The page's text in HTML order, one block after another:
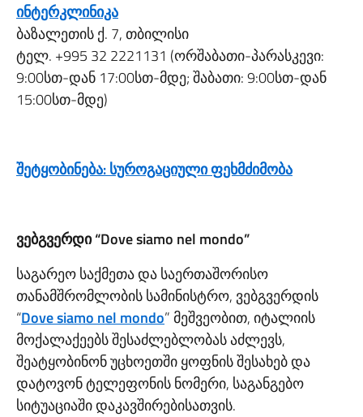
ინტერკლინიკა
ბაზალეთის ქ. 7, თბილისი
ტელ. +995 32 2221131 (ორშაბათი-პარასკევი:
9:00სთ-დან 17:00სთ-მდე; შაბათი: 9:00სთ-დან
15:00სთ-მდე)
შეტყობინება: სუროგაციული ფეხმძიმობა
ვებგვერდი “Dove siamo nel mondo”
საგარეო საქმეთა და საერთაშორისო
თანამშრომლობის სამინისტრო, ვებგვერდის
“Dove siamo nel mondo” მეშვეობით, იტალიის
მოქალაქეებს შესაძლებლობას აძლევს,
შეატყობინონ უცხოეთში ყოფნის შესახებ და
დატოვონ ტელეფონის ნომერი, საგანგებო
სიტუაციაში დაკავშირებისათვის.